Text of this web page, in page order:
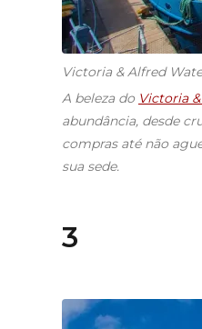
Victoria & Alfred
A beleza do Victoria
abundância, desde
compras até não
sua sede.
3